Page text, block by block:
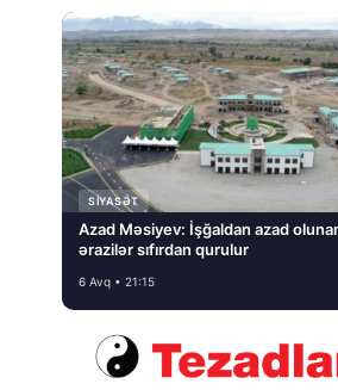
SIYASƏT
Azad Məsiyev: İşğaldan azad
ərazilər sıfırdan qurulur
6 Avq • 21:15